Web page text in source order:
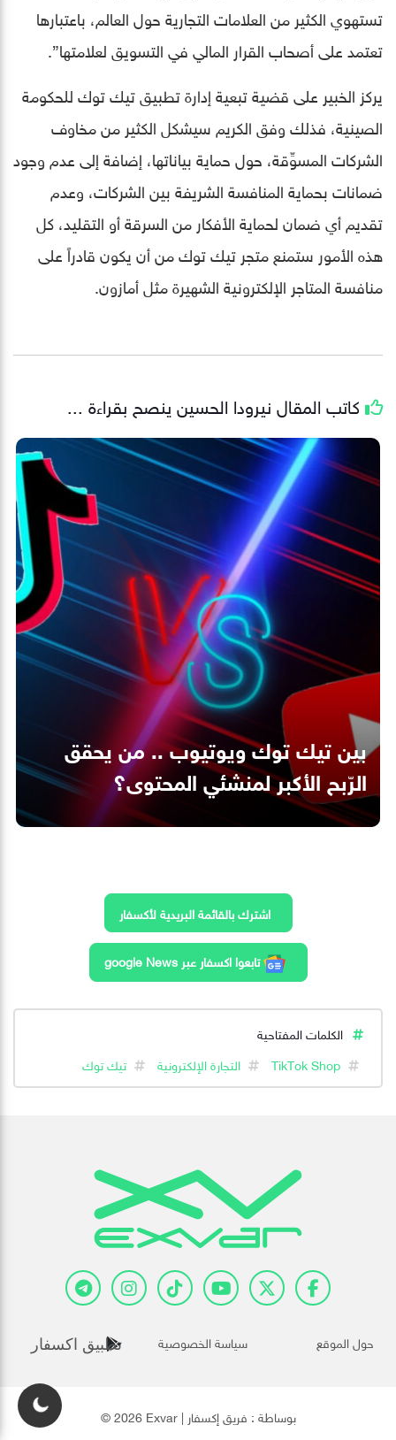
تستهوي الكثير من العلامات التجارية حول العالم، باعتبارها
تعتمد على أصحاب القرار المالي في التسويق لعلامتها”.
يركز الخبير على قضية تبعية إدارة تطبيق تيك توك للحكومة
الصينية، فذلك وفق الكريم سيشكل الكثير من مخاوف
الشركات المسوِّقة، حول حماية بياناتها، إضافة إلى عدم وجود
ضمانات بحماية المنافسة الشريفة بين الشركات، وعدم
تقديم أي ضمان لحماية الأفكار من السرقة أو التقليد، كل
هذه الأمور ستمنع متجر تيك توك من أن يكون قادراً على
منافسة المتاجر الإلكترونية الشهيرة مثل أمازون.
كاتب المقال نيرودا الحسين ينصح بقراءة ...
بين تيك توك ويوتيوب .. من يحقق
الرّبح الأكبر لمنشئي المحتوى؟
اشترك بالقائمة البريدية لأكسفار
تابعوا اكسفار عبر google News
الكلمات المفتاحية
TikTok Shop
التجارة الإلكترونية تيك توك
حول الموقع سياسة الخصوصية تطبيق اكسفار
© 2026 Exvar | بوساطة : فريق إكسفار